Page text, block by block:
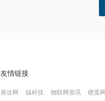
友情链接
善达网 猛科技 物联网资讯
硬蛋